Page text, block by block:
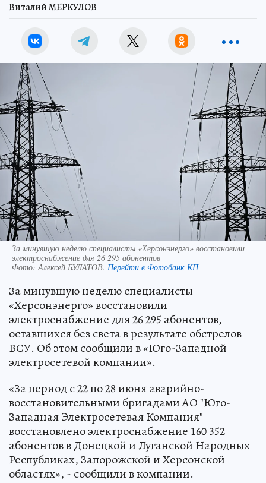
Виталий МЕРКУЛОВ
За минувшую неделю специалисты «Херсонэнерго» восстановили
электроснабжение для 26 295 абонентов
Фото:Алексей БУЛАТОВ. Перейти в Фотобанк КП
За минувшую неделю специалисты
«Херсонэнерго» восстановили
электроснабжение для 26 295 абонентов,
оставшихся без света в результате обстрелов
ВСУ. Об этом сообщили в «Юго-Западной
электросетевой компании».
«За период с 22 по 28 июня аварийно-
восстановительными бригадами АО "Юго-
Западная Электросетевая Компания"
восстановлено электроснабжение 160 352
абонентов в Донецкой и Луганской Народных
Республиках, Запорожской и Херсонской
областях», - сообщили в компании.